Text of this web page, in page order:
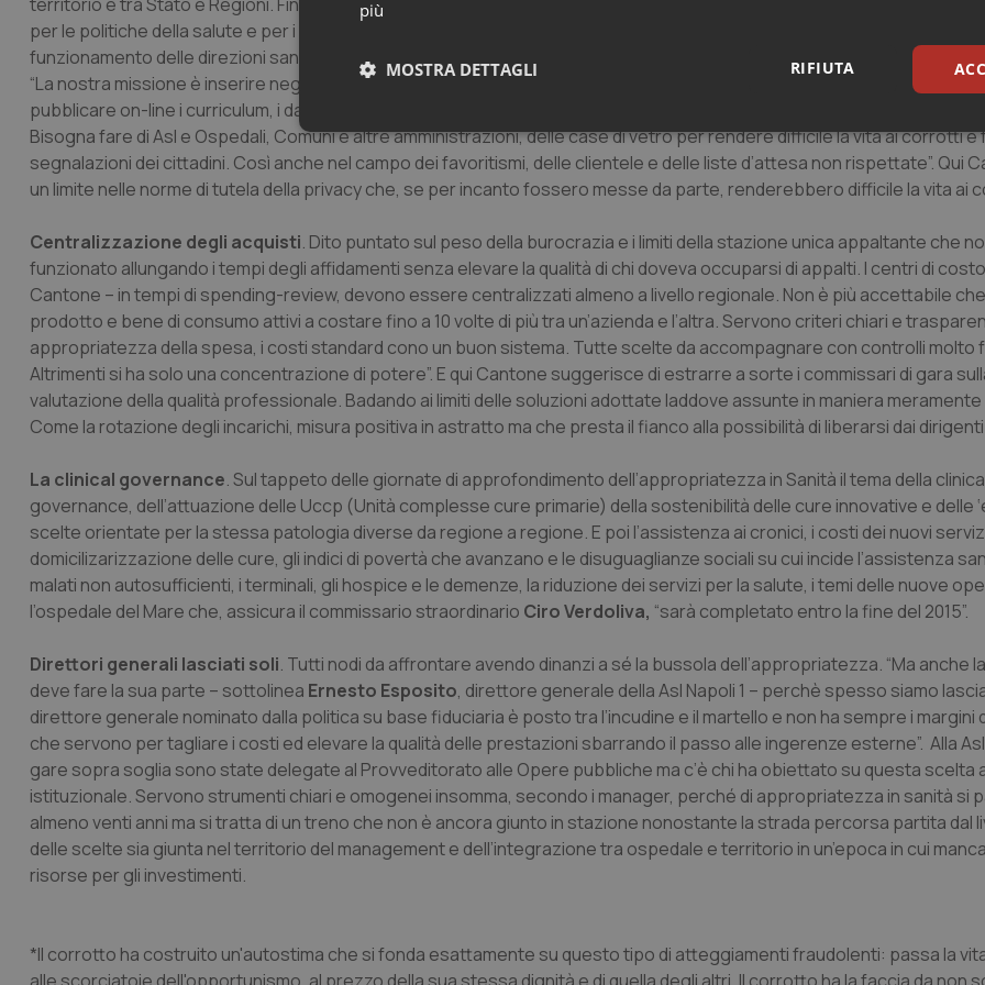
per le politiche della salute e per i servizi sanitari a presidio dell’articolo 32 della Costituzione “definendo standard anche
funzionamento delle direzioni sanitarie centrali nelle responsabilità ma marginali nelle dotazioni organiche”.
“La nostra missione è inserire negli organismi pubblici gli anticorpi che impediscano la corruzione – conclude Cantone –
pubblicare on-line i curriculum, i dati dei concorrenti alle gare, le motivazioni delle scelte compiute per affidamenti e
Bisogna fare di Asl e Ospedali, Comuni e altre amministrazioni, delle case di vetro per rendere difficile la vita ai corrotti e
segnalazioni dei cittadini. Così anche nel campo dei favoritismi, delle clientele e delle liste d’attesa non rispettate”. Qui
un limite nelle norme di tutela della privacy che, se per incanto fossero messe da parte, renderebbero difficile la vita ai
Centralizzazione degli acquisti. Dito puntato sul peso della burocrazia e i limiti della stazione unica appaltante che
funzionato allungando i tempi degli affidamenti senza elevare la qualità di chi doveva occuparsi di appalti. I centri di
Cantone – in tempi di spending-review, devono essere centralizzati almeno a livello regionale. Non è più accettabile
prodotto e bene di consumo attivi a costare fino a 10 volte di più tra un’azienda e l’altra. Servono criteri chiari e
appropriatezza della spesa, i costi standard cono un buon sistema. Tutte scelte da accompagnare con controlli molto
Altrimenti si ha solo una concentrazione di potere”. E qui Cantone suggerisce di estrarre a sorte i commissari di gara
valutazione della qualità professionale. Badando ai limiti delle soluzioni adottate laddove assunte in maniera
Come la rotazione degli incarichi, misura positiva in astratto ma che presta il fianco alla possibilità di liberarsi dai
La clinical governance. Sul tappeto delle giornate di approfondimento dell’appropriatezza in Sanità il tema della
governance, dell’attuazione delle Uccp (Unità complesse cure primarie) della sostenibilità delle cure innovative e delle
scelte orientate per la stessa patologia diverse da regione a regione. E poi l’assistenza ai cronici, i costi dei nuovi
domicilizarizzazione delle cure, gli indici di povertà che avanzano e le disuguaglianze sociali su cui incide l’assistenza
malati non autosufficienti, i terminali, gli hospice e le demenze, la riduzione dei servizi per la salute, i temi delle nuove
l’ospedale del Mare che, assicura il commissario straordinario Ciro Verdoliva, “sarà completato entro la fine del 2015”.
Direttori generali lasciati soli. Tutti nodi da affrontare avendo dinanzi a sé la bussola dell’appropriatezza. “Ma anche
deve fare la sua parte – sottolinea Ernesto Esposito, direttore generale della Asl Napoli 1 – perchè spesso siamo
direttore generale nominato dalla politica su base fiduciaria è posto tra l’incudine e il martello e non ha sempre i margini
che servono per tagliare i costi ed elevare la qualità delle prestazioni sbarrando il passo alle ingerenze esterne”. Alla Asl
gare sopra soglia sono state delegate al Provveditorato alle Opere pubbliche ma c’è chi ha obiettato su questa scelta
istituzionale. Servono strumenti chiari e omogenei insomma, secondo i manager, perché di appropriatezza in sanità si
almeno venti anni ma si tratta di un treno che non è ancora giunto in stazione nonostante la strada percorsa partita dal
delle scelte sia giunta nel territorio del management e dell’integrazione tra ospedale e territorio in un’epoca in cui
risorse per gli investimenti.
*Il corrotto ha costruito un'autostima che si fonda esattamente su questo tipo di atteggiamenti fraudolenti: passa la
più
RIFIUTA
MOSTRA DETTAGLI
Necessari Statistici
Necessari Statistici Marketing
I cookie necessari contribuiscono a rendere fruibile il sito web abilitandone funzionalità di base quali la
e l'accesso alle aree protette del sito. Il sito web non è in grado di funzionare correttamente senza questi
Nome
Fornitore/Dominio Scadenza
Descrizione
.youtube.com
settimane
scelte di consenso e privacy
impostazioni sulla privacy,
preferenze siano onorate nelle
CookieScriptConsent
CookieScript
www.quotidianosanita.it
5 mesi 3
settimane
Questo cookie viene utilizzato
Script.com per ricordare le
sui cookie dei visitatori. È
dei cookie di Cookie-Script.com
correttamente.
tracking-sites-ironfish-
www.quotidianosanita.it
4
Questo cookie è impostato
session-id
settimane
2 giorni
Questo cookie è impostato
assegnare un identificatore
_ga
Google LLC
1 anno 1
Questo nome di cookie è
significativo del servizio di
utilizzato da Google. Questo
per distinguere utenti unici
generato in modo casuale come
cliente. È incluso in ogni
sito e utilizzato per calcolare i
sessioni e campagne per i
generato in modo casuale, il
utilizzato può essere specifico